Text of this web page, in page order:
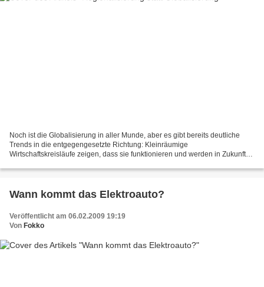
Noch ist die Globalisierung in aller Munde, aber es gibt bereits deutliche
Trends in die entgegengesetzte Richtung: Kleinräumige
Wirtschaftskreisläufe zeigen, dass sie funktionieren und werden in Zukunft
Wann kommt das Elektroauto?
Veröffentlicht am 06.02.2009 19:19
Von Fokko